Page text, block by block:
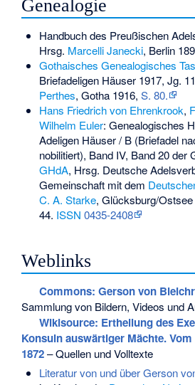
Genealogie
Handbuch des Preußischen
Hrsg. Marcelli Janecki, Berlin
Gothaisches Genealogisches
Briefadeligen Häuser 1917, Jg.
Perthes, Gotha 1916, S. 80.
Hans Friedrich von Ehrenkrook,
Wilhelm Euler: Genealogisches
Adeligen Häuser / B (Briefadel
nobilitiert), Band IV, Band 20 der
GHdA, Hrsg. Deutsche
Gemeinschaft mit dem
C. A. Starke, Glücksburg/
44. ISSN 0435-2408
Weblinks
Commons: Gerson von
Sammlung von Bildern, Videos und
Wikisource: Ertheilung des
Konsuln auswärtiger Mächte. Vom
1872– Quellen und Volltexte
Literatur von und über Gerson